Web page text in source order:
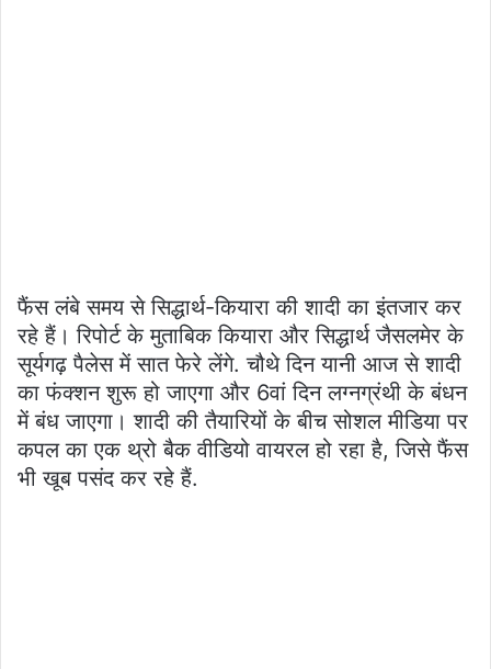
फैंस लंबे समय से सिद्धार्थ-कियारा की शादी का इंतजार कर
रहे हैं। रिपोर्ट के मुताबिक कियारा और सिद्धार्थ जैसलमेर के
सूर्यगढ़ पैलेस में सात फेरे लेंगे. चौथे दिन यानी आज से शादी
का फंक्शन शुरू हो जाएगा और 6वां दिन लग्नग्रंथी के बंधन
में बंध जाएगा। शादी की तैयारियों के बीच सोशल मीडिया पर
कपल का एक थ्रो बैक वीडियो वायरल हो रहा है, जिसे फैंस
भी खूब पसंद कर रहे हैं.